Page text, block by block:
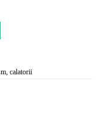
calatorii